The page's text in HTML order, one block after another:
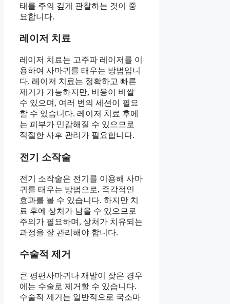
태를 주의 깊게 관찰하는 것이 중
요합니다.
레이저 치료
레이저 치료는 고주파 레이저를 이
용하여 사마귀를 태우는 방법입니
다. 레이저 치료는 정확하고 빠른
제거가 가능하지만, 비용이 비쌀
수 있으며, 여러 번의 세션이 필요
할 수 있습니다. 레이저 치료 후에
는 피부가 민감해질 수 있으므로
적절한 사후 관리가 필요합니다.
전기 소작술
전기 소작술은 전기를 이용해 사마
귀를 태우는 방법으로, 즉각적인
효과를 볼 수 있습니다. 하지만 치
료 후에 상처가 남을 수 있으므로
주의가 필요하며, 상처가 치유되는
과정을 잘 관리해야 합니다.
수술적 제거
큰 평편사마귀나 재발이 잦은 경우
에는 수술로 제거할 수 있습니다.
수술적 제거는 일반적으로 국소마